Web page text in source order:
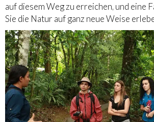
auf diesem Weg zu erreichen, und eine
Sie die Natur auf ganz neue Weise